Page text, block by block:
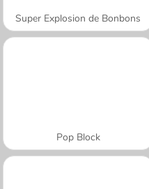
Super Explosion de Bonbons
Pop Block